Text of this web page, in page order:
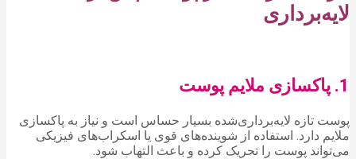
لایه‌برداری
1. پاکسازی ملایم پوست
پوست تازه لایه‌برداری‌شده بسیار حساس است و نیاز به پاکسازی
ملایم دارد. استفاده از شوینده‌های قوی یا اسکراب‌های فیزیکی
می‌تواند پوست را تحریک کرده و باعث التهاب شود.